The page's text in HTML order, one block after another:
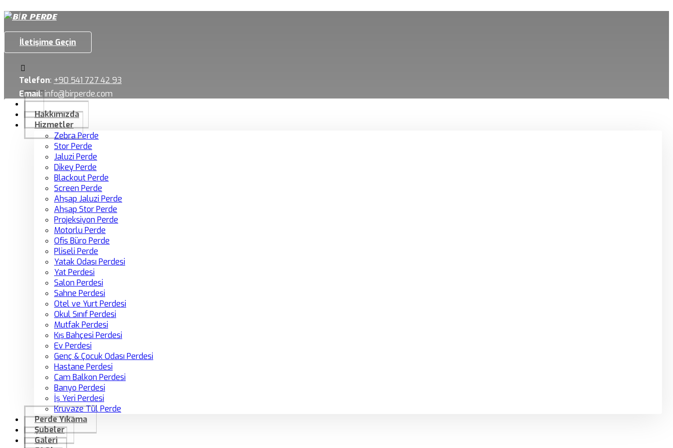
İletişime Geçin
Telefon: +90 541 727 42 93
Email:info@birperde.com
Hakkımızda
Hizmetler
Zebra Perde
Stor Perde
Jaluzi Perde
Dikey Perde
Blackout Perde
Screen Perde
Ahşap Jaluzi Perde
Ahşap Stor Perde
Projeksiyon Perde
Motorlu Perde
Ofis Büro Perde
Pliseli Perde
Yatak Odası Perdesi
Yat Perdesi
Salon Perdesi
Sahne Perdesi
Otel ve Yurt Perdesi
Okul Sınıf Perdesi
Mutfak Perdesi
Kış Bahçesi Perdesi
Ev Perdesi
Genç & Çocuk Odası Perdesi
Hastane Perdesi
Cam Balkon Perdesi
Banyo Perdesi
İş Yeri Perdesi
Kruvaze Tül Perde
Perde Yıkama
Şubeler
Galeri